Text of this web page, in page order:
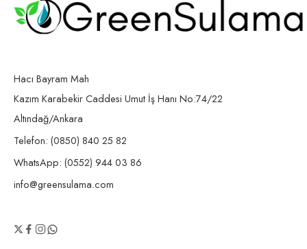
Hacı Bayram Mah
Kazım Karabekir Caddesi Umut İş Hanı No:74/22
Altındağ/Ankara
Telefon: (0850) 840 25 82
WhatsApp: (0552) 944 03 86
info@greensulama.com